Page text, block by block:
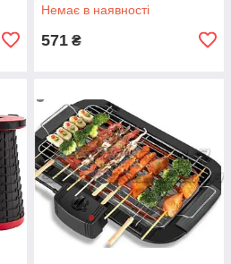
Немає в наявності
571 ₴